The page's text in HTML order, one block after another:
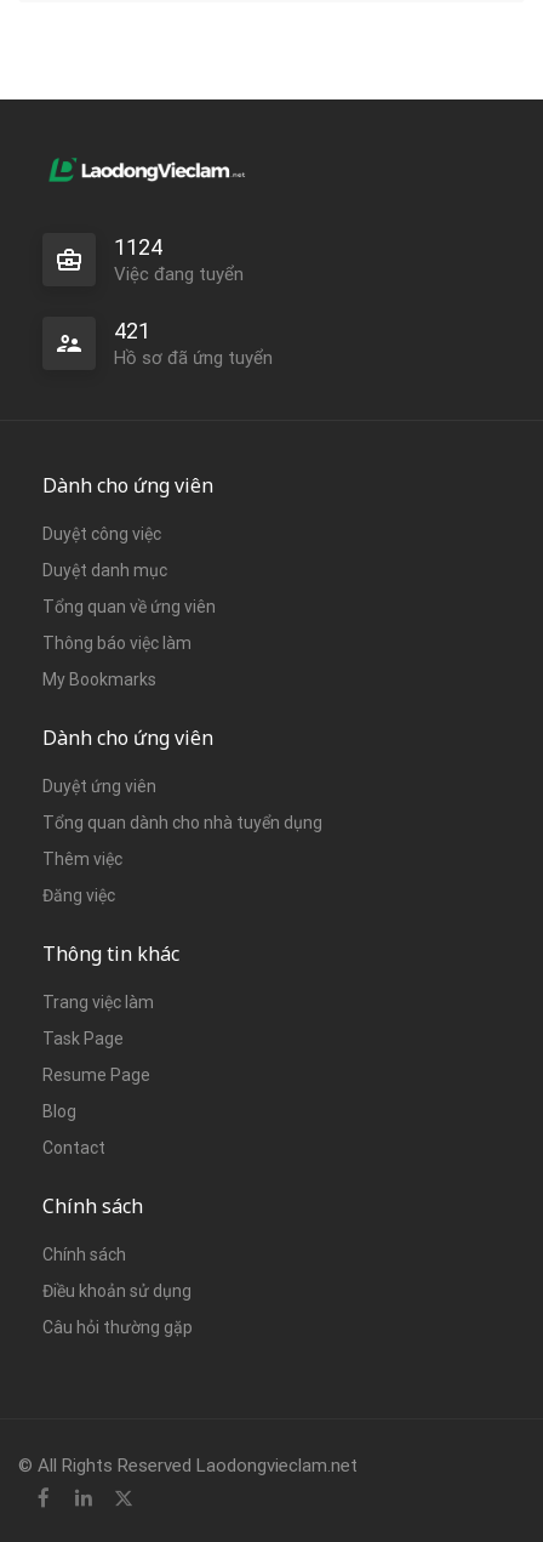
1124
Việc đang tuyển
421
Hồ sơ đã ứng tuyển
Dành cho ứng viên
Duyệt công việc
Duyệt danh mục
Tổng quan về ứng viên
Thông báo việc làm
My Bookmarks
Dành cho ứng viên
Duyệt ứng viên
Tổng quan dành cho nhà tuyển dụng
Thêm việc
Đăng việc
Thông tin khác
Trang việc làm
Task Page
Resume Page
Blog
Contact
Chính sách
Chính sách
Điều khoản sử dụng
Câu hỏi thường gặp
© All Rights Reserved Laodongvieclam.net